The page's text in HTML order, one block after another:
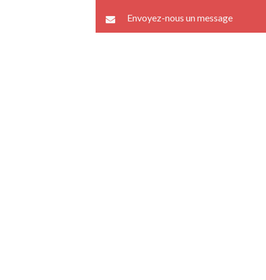
Envoyez-nous un message